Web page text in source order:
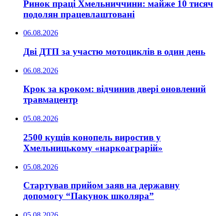
Ринок праці Хмельниччини: майже 10 тисяч
подолян працевлаштовані
06.08.2026
Дві ДТП за участю мотоциклів в один день
06.08.2026
Крок за кроком: відчинив двері оновлений
травмацентр
05.08.2026
2500 кущів конопель виростив у
Хмельницькому «наркоаграрій»
05.08.2026
Стартував прийом заяв на державну
допомогу “Пакунок школяра”